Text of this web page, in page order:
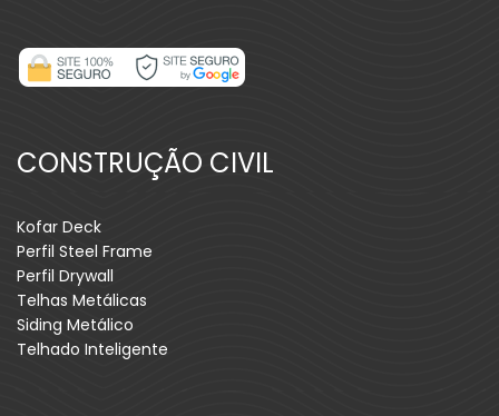
CONSTRUÇÃO CIVIL
Kofar Deck
Perfil Steel Frame
Perfil Drywall
Telhas Metálicas
Siding Metálico
Telhado Inteligente